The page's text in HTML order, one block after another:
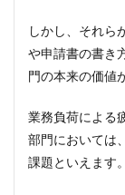
課題
④：
ナレ
ッジ
人化
し蓄
積さ
れな
しかし、それら
や申請書の書き
門の本来の価値
業務負荷による
部門においては
課題といえます。